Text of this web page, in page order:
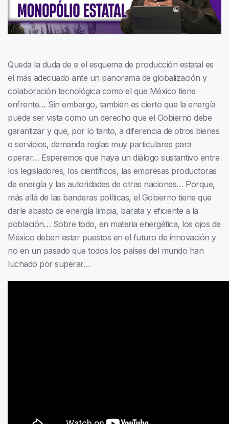
Queda la duda de si el esquema de producción estatal es
el más adecuado ante un panorama de globalización y
colaboración tecnológica como el que México tiene
enfrente… Sin embargo, también es cierto que la energía
puede ser vista como un derecho que el Gobierno debe
garantizar y que, por lo tanto, a diferencia de otros bienes
o servicios, demanda reglas muy particulares para
operar… Esperemos que haya un diálogo sustantivo entre
los legisladores, los científicos, las empresas productoras
de energía y las autoridades de otras naciones… Porque,
más allá de las banderas políticas, el Gobierno tiene que
darle abasto de energía limpia, barata y eficiente a la
población… Sobre todo, en materia energética, los ojos de
México deben estar puestos en el futuro de innovación y
no en un pasado que todos los países del mundo han
luchado por superar…